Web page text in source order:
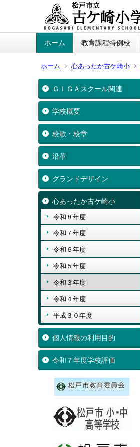
ホーム 教育課程特例校
ホーム 心あったか古ケ崎小
ＧＩＧＡスクール関連
学校概要
校歌・校章
沿革
グランドデザイン
心あったか古ケ崎小
令和８年度
令和７年度
令和６年度
令和５年度
令和３年度
令和４年度
平成３０年度
個人情報の利用目的
令和７年度学校評価